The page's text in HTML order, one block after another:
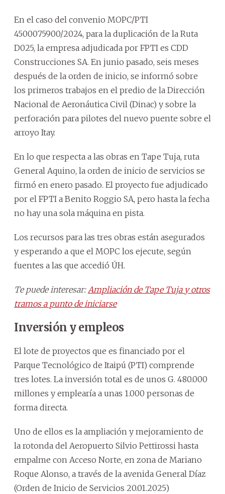
En el caso del convenio MOPC/PTI
4500075900/2024, para la duplicación de la Ruta
D025, la empresa adjudicada por FPTI es CDD
Construcciones SA. En junio pasado, seis meses
después de la orden de inicio, se informó sobre
los primeros trabajos en el predio de la Dirección
Nacional de Aeronáutica Civil (Dinac) y sobre la
perforación para pilotes del nuevo puente sobre el
arroyo Itay.
En lo que respecta a las obras en Tape Tuja, ruta
General Aquino, la orden de inicio de servicios se
firmó en enero pasado. El proyecto fue adjudicado
por el FPTI a Benito Roggio SA, pero hasta la fecha
no hay una sola máquina en pista.
Los recursos para las tres obras están asegurados
y esperando a que el MOPC los ejecute, según
fuentes a las que accedió ÚH.
Te puede interesar: Ampliación de Tape Tuja y otros
tramos a punto de iniciarse
Inversión y empleos
El lote de proyectos que es financiado por el
Parque Tecnológico de Itaipú (PTI) comprende
tres lotes. La inversión total es de unos G. 480.000
millones y emplearía a unas 1.000 personas de
forma directa.
Uno de ellos es la ampliación y mejoramiento de
la rotonda del Aeropuerto Silvio Pettirossi hasta
empalme con Acceso Norte, en zona de Mariano
Roque Alonso, a través de la avenida General Díaz
(Orden de Inicio de Servicios 20.01.2025)